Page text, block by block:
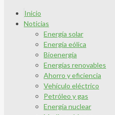
Inicio
Noticias
Energía solar
Energía eólica
Bioenergía
Energías renovables
Ahorro y eficiencia
Vehículo eléctrico
Petróleo y gas
Energía nuclear